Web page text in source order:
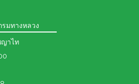
มทางหลวง
ญาไท